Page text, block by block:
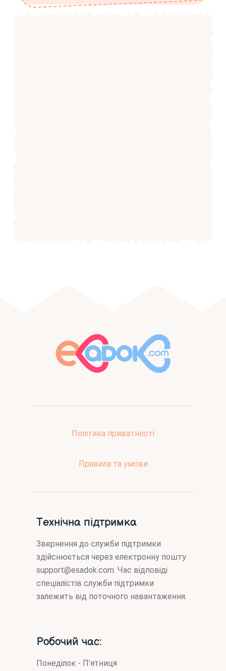
Політика приватності
Правила та умови
Технічна підтримка
Звернення до служби підтримки
здійснюється через електронну пошту
support@esadok.com. Час відповіді
спеціалістів служби підтримки
залежить від поточного навантаження.
Робочий час:
Понеділок - П’ятниця